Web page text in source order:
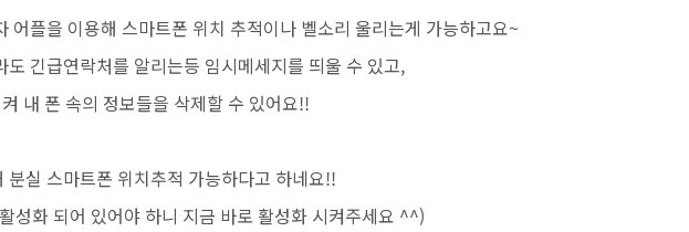
어플을 이용해 스마트폰 위치 추적이나 벨소리 울리는게 가능하고요~
긴급연락처를 알리는등 임시메세지를 띄울 수 있고,
내 폰 속의 정보들을 삭제할 수 있어요!!
실 스마트폰 위치추적 가능하다고 하네요!!
성화 되어 있어야 하니 지금 바로 활성화 시켜주세요 ^^)